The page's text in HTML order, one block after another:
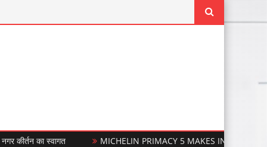
का स्वागत MICHELIN PRIMACY 5 MAKES INDIA DEBUT